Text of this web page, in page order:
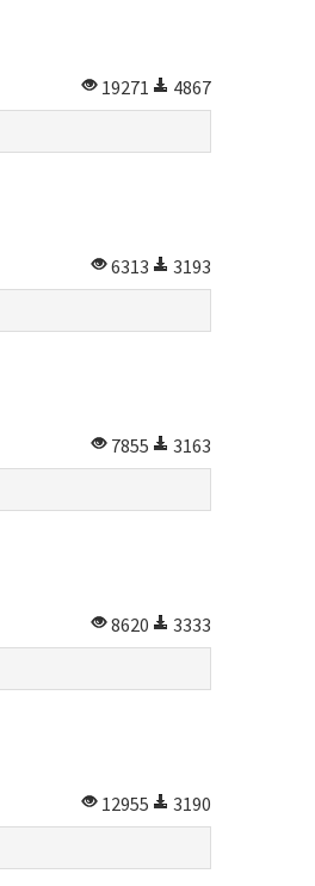
19271
4867
6313
3193
7855
3163
8620
3333
12955
3190